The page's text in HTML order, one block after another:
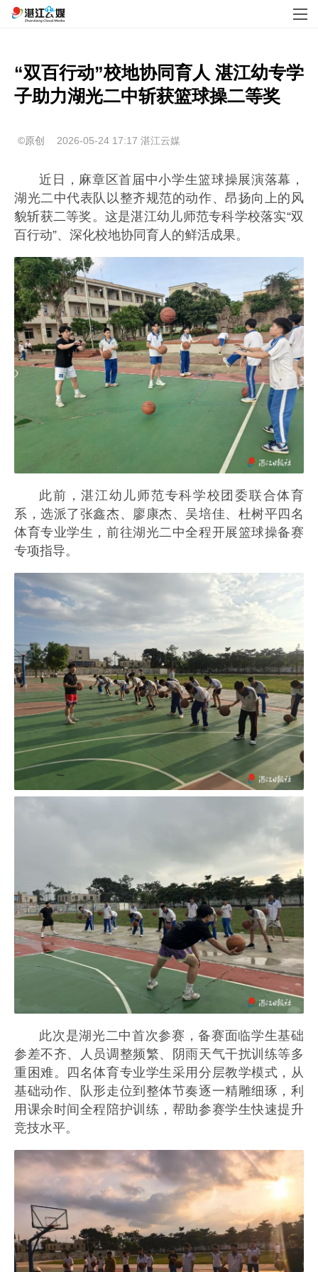
“双百行动”校地协同育人 湛江幼专学
子助力湖光二中斩获篮球操二等奖
©原创 2026-05-24 17:17 湛江云媒
近日，麻章区首届中小学生篮球操展演落幕，
湖光二中代表队以整齐规范的动作、昂扬向上的风
貌斩获二等奖。这是湛江幼儿师范专科学校落实“双
百行动”、深化校地协同育人的鲜活成果。
此前，湛江幼儿师范专科学校团委联合体育
系，选派了张鑫杰、廖康杰、吴培佳、杜树平四名
体育专业学生，前往湖光二中全程开展篮球操备赛
专项指导。
此次是湖光二中首次参赛，备赛面临学生基础
参差不齐、人员调整频繁、阴雨天气干扰训练等多
重困难。四名体育专业学生采用分层教学模式，从
基础动作、队形走位到整体节奏逐一精雕细琢，利
用课余时间全程陪护训练，帮助参赛学生快速提升
竞技水平。